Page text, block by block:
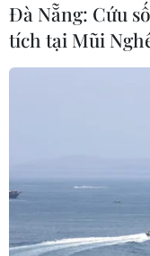
Đà Nẵng: Cứu
tích tại Mũi